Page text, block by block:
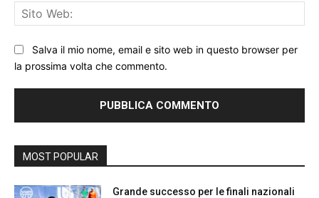
Salva il mio nome, email e sito web in questo browser per
la prossima volta che commento.
MOST POPULAR
Grande successo per le finali nazionali